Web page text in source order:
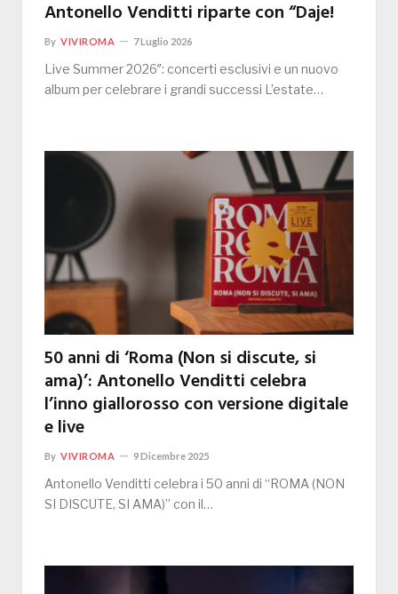
Antonello Venditti riparte con “Daje!
By VIVIROMA 7 Luglio 2026
Live Summer 2026″: concerti esclusivi e un nuovo
album per celebrare i grandi successi L’estate…
50 anni di ‘Roma (Non si discute, si
ama)’: Antonello Venditti celebra
l’inno giallorosso con versione digitale
e live
By VIVIROMA 9 Dicembre 2025
Antonello Venditti celebra i 50 anni di “ROMA (NON
SI DISCUTE, SI AMA)” con il…